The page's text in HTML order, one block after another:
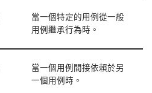
當一個特定的用例從一般
用例繼承行為時。
當一個用例間接依賴於另
一個用例時。